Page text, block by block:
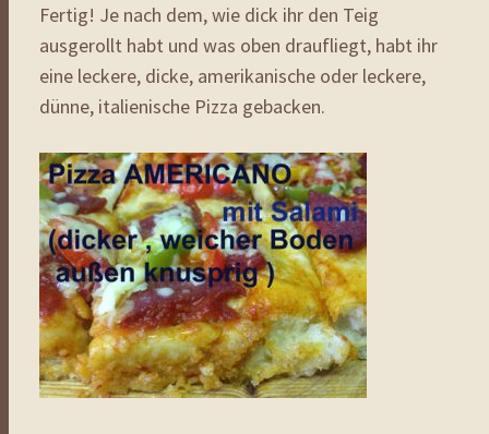
Fertig! Je nach dem, wie dick ihr den Teig
ausgerollt habt und was oben draufliegt, habt ihr
eine leckere, dicke, amerikanische oder leckere,
dünne, italienische Pizza gebacken.